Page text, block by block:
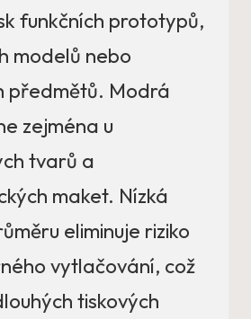
funkčních prototypů,
modelů nebo
předmětů. Modrá
zejména u
tvarů a
maket. Nízká
eliminuje riziko
vytlačování, což
tiskových